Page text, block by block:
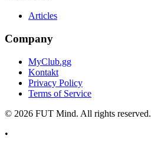
Articles
Company
MyClub.gg
Kontakt
Privacy Policy
Terms of Service
© 2026 FUT Mind. All rights reserved.
•